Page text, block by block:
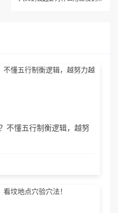
不懂五行制衡逻辑，越努